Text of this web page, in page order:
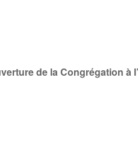
de la Congrégation à